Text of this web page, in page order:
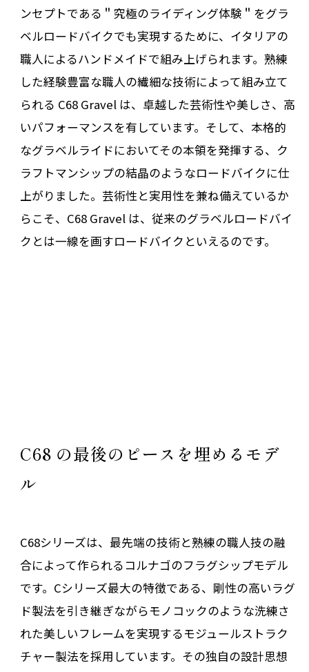
ンセプトである＂究極のライディング体験＂をグラ
ベルロードバイクでも実現するために、イタリアの
職人によるハンドメイドで組み上げられます。熟練
した経験豊富な職人の繊細な技術によって組み立て
られる C68 Gravel は、卓越した芸術性や美しさ、高
いパフォーマンスを有しています。そして、本格的
なグラベルライドにおいてその本領を発揮する、ク
ラフトマンシップの結晶のようなロードバイクに仕
上がりました。芸術性と実用性を兼ね備えているか
らこそ、C68 Gravel は、従来のグラベルロードバイ
クとは一線を画すロードバイクといえるのです。
C68 の最後のピースを埋めるモデ
ル
C68シリーズは、最先端の技術と熟練の職人技の融
合によって作られるコルナゴのフラグシップモデル
です。Cシリーズ最大の特徴である、剛性の高いラグ
ド製法を引き継ぎながらモノコックのような洗練さ
れた美しいフレームを実現するモジュールストラク
チャー製法を採用しています。その独自の設計思想